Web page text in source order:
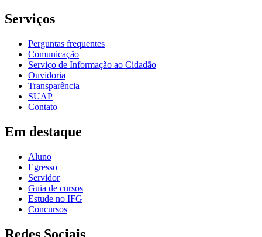
Serviços
Perguntas frequentes
Comunicação
Serviço de Informação ao Cidadão
Ouvidoria
Transparência
SUAP
Contato
Em destaque
Aluno
Egresso
Servidor
Guia de cursos
Estude no IFG
Concursos
Redes Sociais